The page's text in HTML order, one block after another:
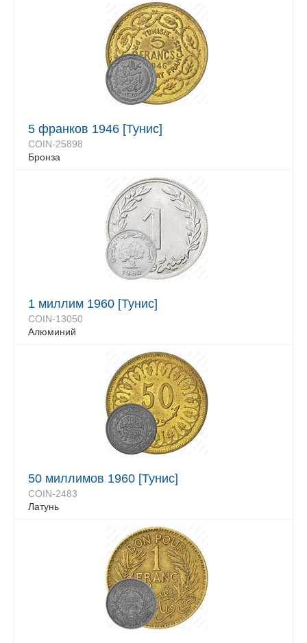
5 франков 1946 [Тунис]
COIN-25898
Бронза
1 миллим 1960 [Тунис]
COIN-13050
Алюминий
50 миллимов 1960 [Тунис]
COIN-2483
Латунь